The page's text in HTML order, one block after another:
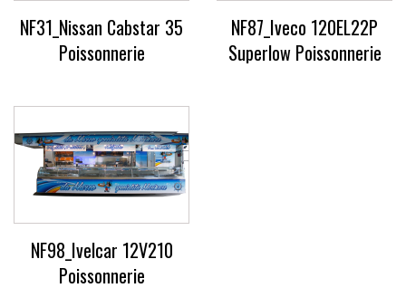
NF31_Nissan Cabstar 35
Poissonnerie
NF87_Iveco 120EL22P
Superlow Poissonnerie
NF98_Ivelcar 12V210
Poissonnerie